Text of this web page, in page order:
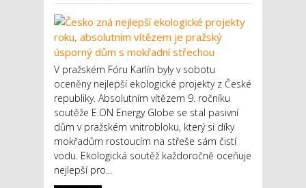
V pražském Fóru Karlín byly v sobotu
oceněny nejlepší ekologické projekty z České
republiky. Absolutním vítězem 9. ročníku
soutěže E.ON Energy Globe se stal pasivní
dům v pražském vnitrobloku, který si díky
mokřadům rostoucím na střeše sám čistí
vodu. Ekologická soutěž každoročně oceňuje
nejlepší pro...